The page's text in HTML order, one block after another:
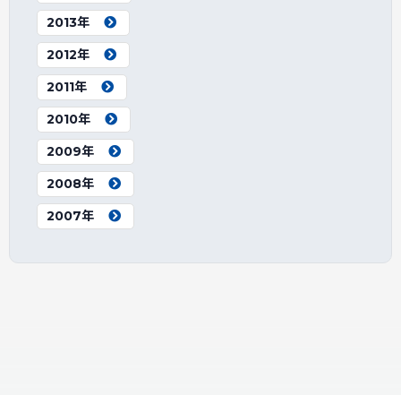
2013年
2012年
2011年
2010年
2009年
2008年
2007年